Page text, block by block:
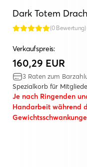
Dark Totem
(0 Bewertung)
Verkaufspreis:
160,29 EUR
3 Raten zum
Spezialkorb für
Je nach Ringenden
Handarbeit während